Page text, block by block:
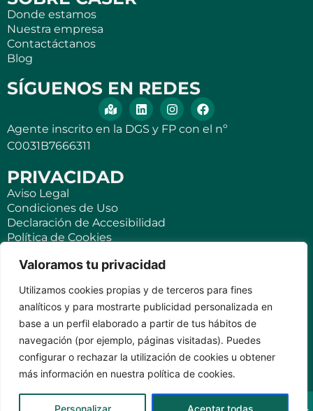
Valoramos tu privacidad
Utilizamos cookies propias y de terceros para fines
analíticos y para mostrarte publicidad personalizada en
base a un perfil elaborado a partir de tus hábitos de
navegación (por ejemplo, páginas visitadas). Puedes
configurar o rechazar la utilización de cookies u obtener
más información en nuestra política de cookies.
Personalizar Aceptar todas
Donde estamos
Nuestra empresa
Contactáctanos
Blog
SÍGUENOS EN REDES
Agente inscrito en la DGS y FP con el nº
C0031B7666311
PRIVACIDAD
Aviso Legal
Condiciones de Uso
Declaración de Accesibilidad
Política de Cookies
SEGUROS
Para ti
Negocios y PYMES
Seguro de viaje
Seguro para Viviendas Vacacionales
Seguro para teléfonos móviles
KVILAR AGENTE CASER SANTA CRUZ DE TENERIFE Av.